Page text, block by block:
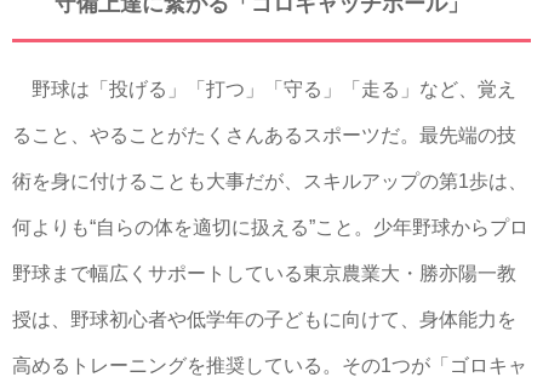
野球は「投げる」「打つ」「守る」「走る」など、覚え
ること、やることがたくさんあるスポーツだ。最先端の技
術を身に付けることも大事だが、スキルアップの第1歩は、
何よりも“自らの体を適切に扱える”こと。少年野球からプロ
野球まで幅広くサポートしている東京農業大・勝亦陽一教
授は、野球初心者や低学年の子どもに向けて、身体能力を
高めるトレーニングを推奨している。その1つが「ゴロキャ